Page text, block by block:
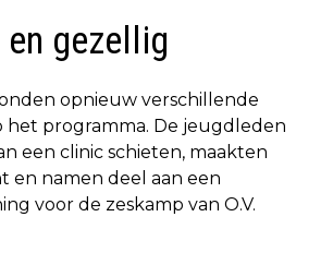
gezellig
opnieuw verschillende
het programma. De jeugdleden
een clinic schieten, maakten
en namen deel aan een
voor de zeskamp van O.V.